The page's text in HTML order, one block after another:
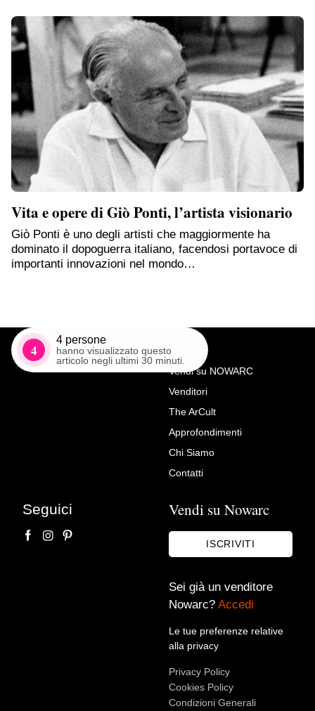
Vita e opere di Giò Ponti, l’artista visionario
Giò Ponti è uno degli artisti che maggiormente ha
dominato il dopoguerra italiano, facendosi portavoce di
importanti innovazioni nel mondo…
4
4 persone
hanno visualizzato questo
articolo negli ultimi 30 minuti.
Richiedi Maggiori Info su
Lampada da terra Pylon in
metallo e lino – Foscarini
Accetto le condizioni sullaprivacy policy*.
Voglio rimanere aggiornato sulle ultime novità.
Vendi su NOWARC
Venditori
The ArCult
Approfondimenti
Chi Siamo
Contatti
Seguici Vendi su Nowarc
ISCRIVITI
Sei già un venditore
Nowarc? Accedi
Le tue preferenze relative
alla privacy
Privacy Policy
Cookies Policy
Condizioni Generali